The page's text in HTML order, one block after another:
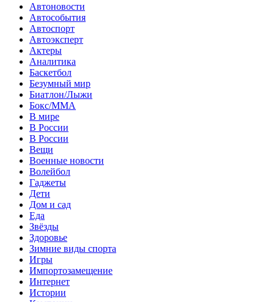
Автоновости
Автособытия
Автоспорт
Автоэксперт
Актеры
Аналитика
Баскетбол
Безумный мир
Биатлон/Лыжи
Бокс/MMA
В мире
В России
В России
Вещи
Военные новости
Волейбол
Гаджеты
Дети
Дом и сад
Еда
Звёзды
Здоровье
Зимние виды спорта
Игры
Импортозамещение
Интернет
Истории